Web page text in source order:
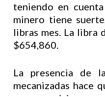
teniendo en
minero tiene
libras mes. La libra
$654,860.
La presencia de
mecanizadas hace